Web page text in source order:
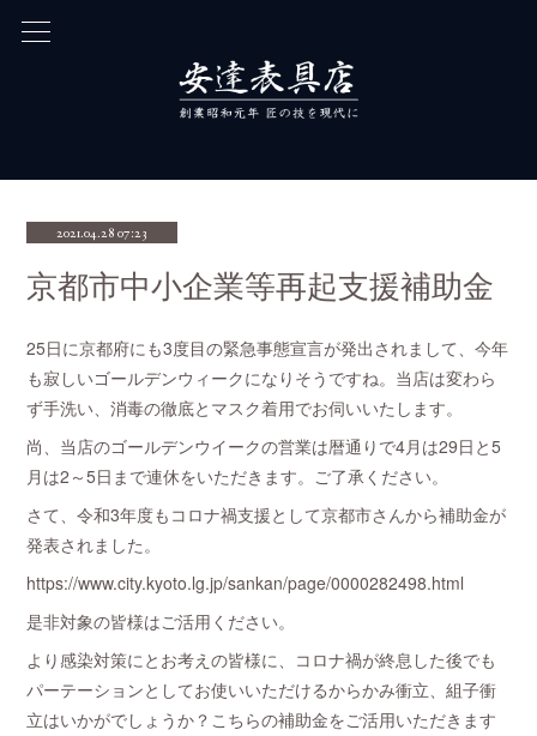
2021.04.28 07:23
京都市中小企業等再起支援補助金
25日に京都府にも3度目の緊急事態宣言が発出されまして、今年
も寂しいゴールデンウィークになりそうですね。当店は変わら
ず手洗い、消毒の徹底とマスク着用でお伺いいたします。
尚、当店のゴールデンウイークの営業は暦通りで4月は29日と5
月は2～5日まで連休をいただきます。ご了承ください。
さて、令和3年度もコロナ禍支援として京都市さんから補助金が
発表されました。
https://www.city.kyoto.lg.jp/sankan/page/0000282498.html
是非対象の皆様はご活用ください。
より感染対策にとお考えの皆様に、コロナ禍が終息した後でも
パーテーションとしてお使いいただけるからかみ衝立、組子衝
立はいかがでしょうか？こちらの補助金をご活用いただきます